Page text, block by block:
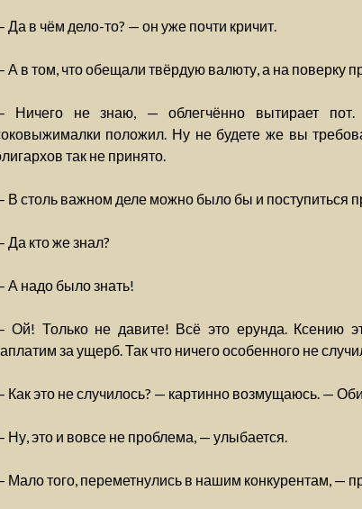
Да в чём дело-то? — он уже почти кричит.
А в том, что обещали твёрдую валюту, а на поверку
Ничего не знаю, — облегчённо вытирает
положил. Ну не будете же вы
так не принято.
В столь важном деле можно было бы и поступиться
Да кто же знал?
А надо было знать!
Ой! Только не давите! Всё это ерунда. Ксению
за ущерб. Так что ничего особенного не
Как это не случилось? — картинно возмущаюсь. —
Ну, это и вовсе не проблема, — улыбается.
Мало того, переметнулись в нашим конкурентам, —